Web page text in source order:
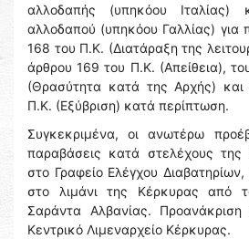
αλλοδαπής (υπηκόου Ιταλίας)
αλλοδαπού (υπηκόου Γαλλίας) για
168 του Π.Κ. (Διατάραξη της
άρθρου 169 του Π.Κ. (Απείθεια),
(Θρασύτητα κατά της Αρχής)
Π.Κ. (Εξύβριση) κατά περίπτωση.
Συγκεκριμένα, οι ανωτέρω
παραβάσεις κατά στελέχους
στο Γραφείο Ελέγχου
στο λιμάνι της Κέρκυρας από
Σαράντα Αλβανίας. Προανάκριση
Κεντρικό Λιμεναρχείο Κέρκυρας.